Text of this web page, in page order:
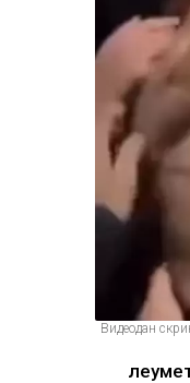
Видеодан